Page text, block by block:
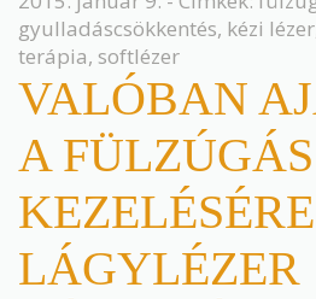
gyulladáscsökkentés, kézi lézer
terápia, softlézer
VALÓBAN
A FÜLZÚGÁS
LÁGYLÉZER